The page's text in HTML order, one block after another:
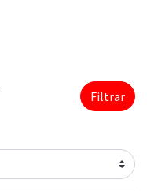
Filtrar